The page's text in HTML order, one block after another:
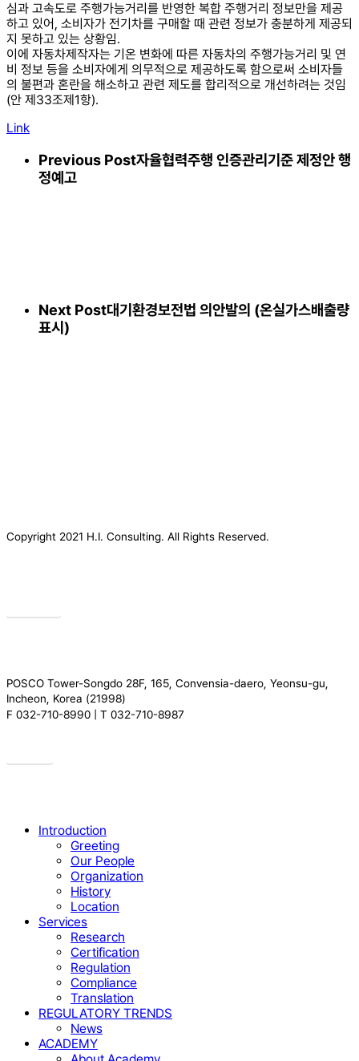
심과 고속도로 주행가능거리를 반영한 복합 주행거리 정보만을 제공
하고 있어, 소비자가 전기차를 구매할 때 관련 정보가 충분하게 제공되
지 못하고 있는 상황임.
이에 자동차제작자는 기온 변화에 따른 자동차의 주행가능거리 및 연
비 정보 등을 소비자에게 의무적으로 제공하도록 함으로써 소비자들
의 불편과 혼란을 해소하고 관련 제도를 합리적으로 개선하려는 것임
(안 제33조제1항).
Link
Previous Post자율협력주행 인증관리기준 제정안 행
정예고
Next Post대기환경보전법 의안발의 (온실가스배출량
표시)
Copyright 2021 H.I. Consulting. All Rights Reserved.​
POSCO Tower-Songdo 28F, 165, Convensia-daero, Yeonsu-gu,
Incheon, Korea (21998)
F 032-710-8990 | T 032-710-8987
Close
Introduction
Greeting
Our People
Organization
History
Location
Services
Research
Certification
Regulation
Compliance
Translation
REGULATORY TRENDS
News
ACADEMY